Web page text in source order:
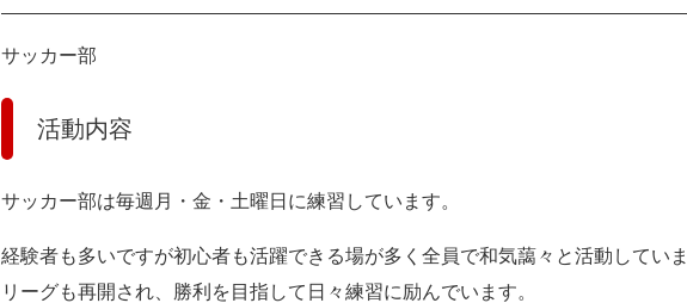
サッカー部
活動内容
サッカー部は毎週月・金・土曜日に練習しています。
経験者も多いですが初心者も活躍できる場が多く全員で和気藹々と活動してい
リーグも再開され、勝利を目指して日々練習に励んでいます。